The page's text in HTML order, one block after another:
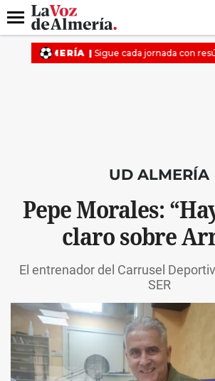
DESTACADO
Menú
UD ALMERÍA
Pepe Morales:
claro sobre
El entrenador del Carrusel
SER